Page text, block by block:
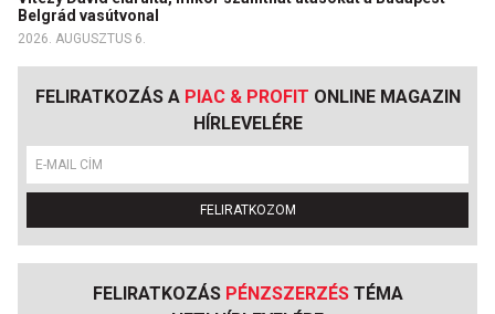
Belgrád vasútvonal
2026. AUGUSZTUS 6.
FELIRATKOZÁS A PIAC & PROFIT ONLINE MAGAZIN
HÍRLEVELÉRE
FELIRATKOZOM
FELIRATKOZÁS PÉNZSZERZÉSTÉMA